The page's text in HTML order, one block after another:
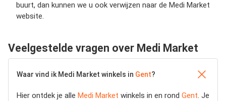
buurt, dan kunnen we u ook verwijzen naar de Medi Market
website.
Veelgestelde vragen over Medi Market
Waar vind ik Medi Market winkels in Gent?
Hier ontdek je alle Medi Market winkels in en rond Gent. Je